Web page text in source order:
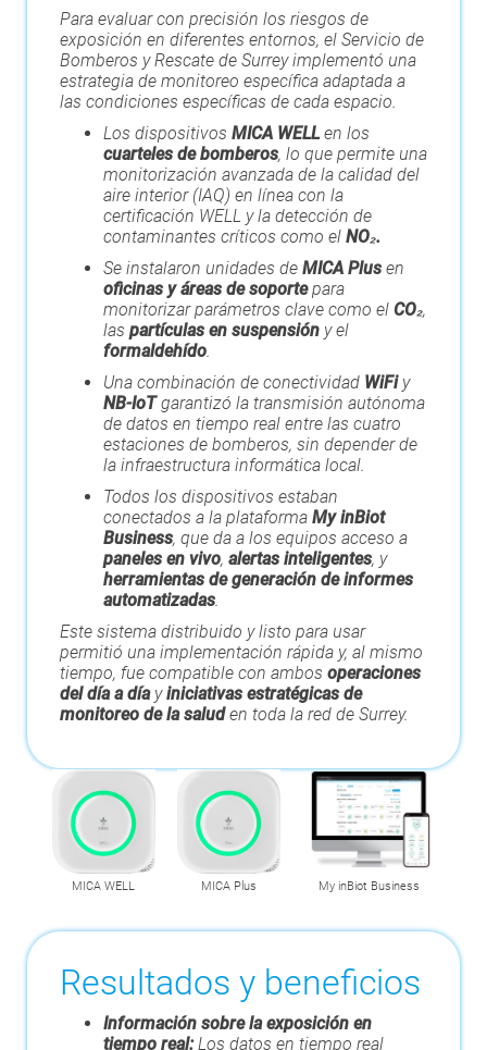
Para evaluar con precisión los riesgos de
exposición en diferentes entornos, el Servicio de
Bomberos y Rescate de Surrey implementó una
estrategia de monitoreo específica adaptada a
las condiciones específicas de cada espacio.
Los dispositivos MICA WELL en los
cuarteles de bomberos, lo que permite una
monitorización avanzada de la calidad del
aire interior (IAQ) en línea con la
certificación WELL y la detección de
contaminantes críticos como el NO₂.
Se instalaron unidades de MICA Plus en
oficinas y áreas de soportepara
monitorizar parámetros clave como el CO₂,
las partículas en suspensión y el
formaldehído
Una combinación de conectividad WiFiy
NB-IoTgarantizó la transmisión autónoma
de datos en tiempo real entre las cuatro
estaciones de bomberos, sin depender de
la infraestructura informática local.
Todos los dispositivos estaban
conectados a la plataforma My inBiot
Business, que da a los equipos acceso a
paneles en vivo, alertas inteligentes, y
herramientas de generación de informes
automatizadas
Este sistema distribuido y listo para usar
permitió una implementación rápida y, al mismo
tiempo, fue compatible con ambos operaciones
del día a díayiniciativas estratégicas de
monitoreo de la saluden toda la red de Surrey.
MICA WELL MICA Plus My inBiot Business
Resultados y beneficios
Información sobre la exposición en
tiempo real:Los datos en tiempo real